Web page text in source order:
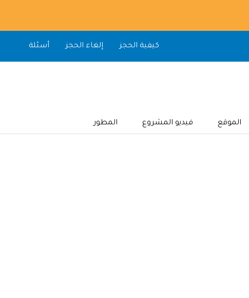
كيفية الحجز إلغاء الحجز أسئلة
الموقع فيديو المشروع المطور